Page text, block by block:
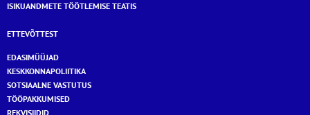
ISIKUANDMETE TÖÖTLEMISE TEATIS
ETTEVÕTTEST
EDASIMÜÜJAD
KESKKONNAPOLIITIKA
SOTSIAALNE VASTUTUS
TÖÖPAKKUMISED
REKVISIIDID